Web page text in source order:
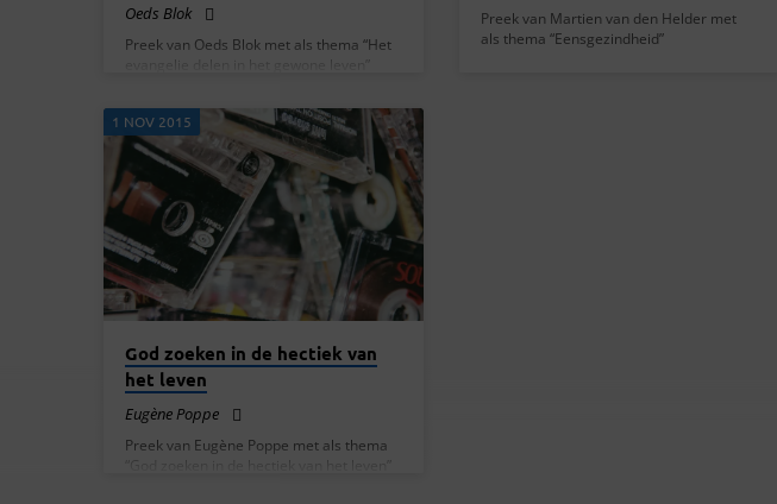
Oeds Blok
Preek van Oeds Blok met als thema “Het
evangelie delen in het gewone leven”
Preek van Martien van den Helder met
als thema “Eensgezindheid”
1 NOV 2015
God zoeken in de hectiek van
het leven
Eugène Poppe
Preek van Eugène Poppe met als thema
“God zoeken in de hectiek van het leven”